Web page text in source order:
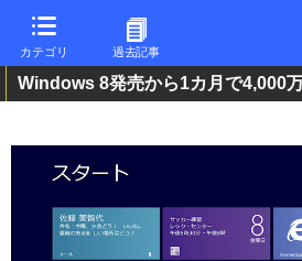
カテゴリ 過去記事
Windows 8発売から1カ月で4,000